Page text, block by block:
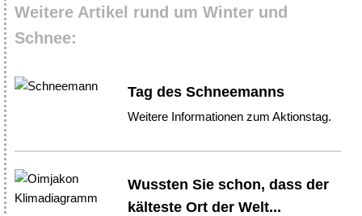
Weitere Artikel rund um Winter und
Schnee:
Tag des Schneemanns
Weitere Informationen zum Aktionstag.
Wussten Sie schon, dass der
kälteste Ort der Welt...